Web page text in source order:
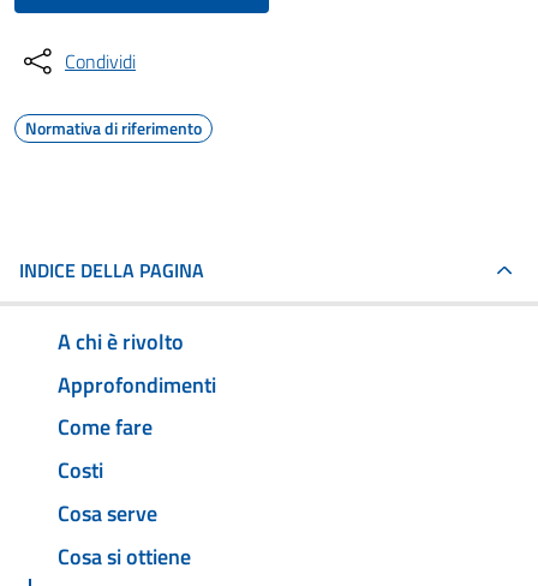
Condividi
Normativa di riferimento
INDICE DELLA PAGINA
A chi è rivolto
Approfondimenti
Come fare
Costi
Cosa serve
Cosa si ottiene